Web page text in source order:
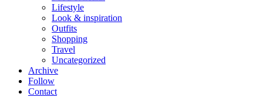
Lifestyle
Look & inspiration
Outfits
Shopping
Travel
Uncategorized
Archive
Follow
Contact